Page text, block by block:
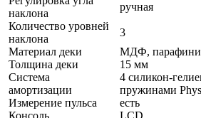
наклона
ручная
Количество уровней
наклона
3
Материал деки
МДФ,
Толщина деки
15 мм
Система
амортизации
4 силикон-
пружинами
Измерение пульса
есть
Консоль
LCD